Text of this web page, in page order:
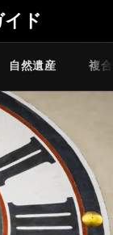
ド
自然遺産 複